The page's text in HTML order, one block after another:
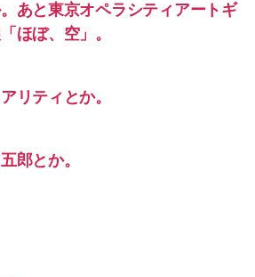
あと東京オペラシティアートギ
ほぼ、空」。
リティとか。
郎とか。